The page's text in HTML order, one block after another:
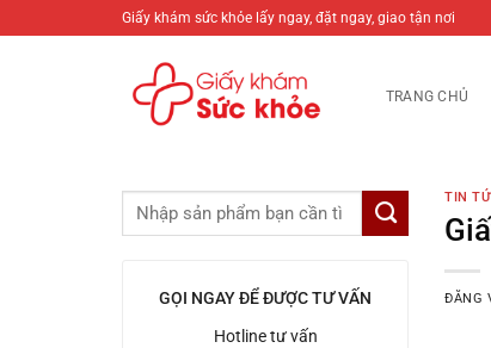
qua
Giấy khám sức khỏe lấy ngay, đặt ngay, giao tận nơi
TRANG CHỦ
GỌI NGAY ĐỂ ĐƯỢC TƯ VẤN
Hotline tư vấn
TIN
ĐĂNG